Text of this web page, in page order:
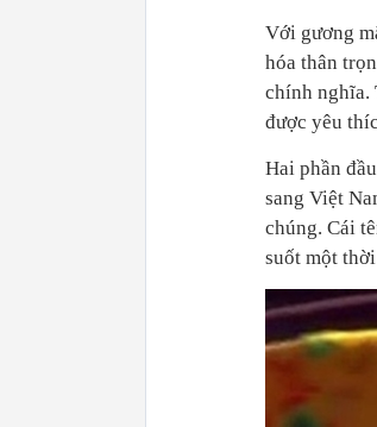
Với gương
hóa thân
chính nghĩa.
được yêu
Hai phần
sang Việt
chúng. Cái
suốt một